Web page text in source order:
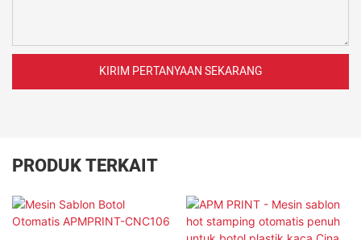
KIRIM PERTANYAAN SEKARANG
PRODUK TERKAIT